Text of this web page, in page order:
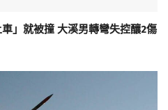
車」就被撞 大溪男轉彎失控釀2傷